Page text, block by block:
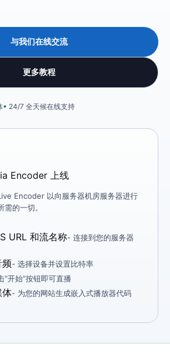
与我们在线交流
更多教程
24/7 全天候在线支持
Encoder 上线
Encoder 以向服务器机房服务器进行
的一切。
URL 和流名称- 连接到您的服务器
- 选择设备并设置比特率
“开始”按钮即可直播
体- 为您的网站生成嵌入式播放器代码